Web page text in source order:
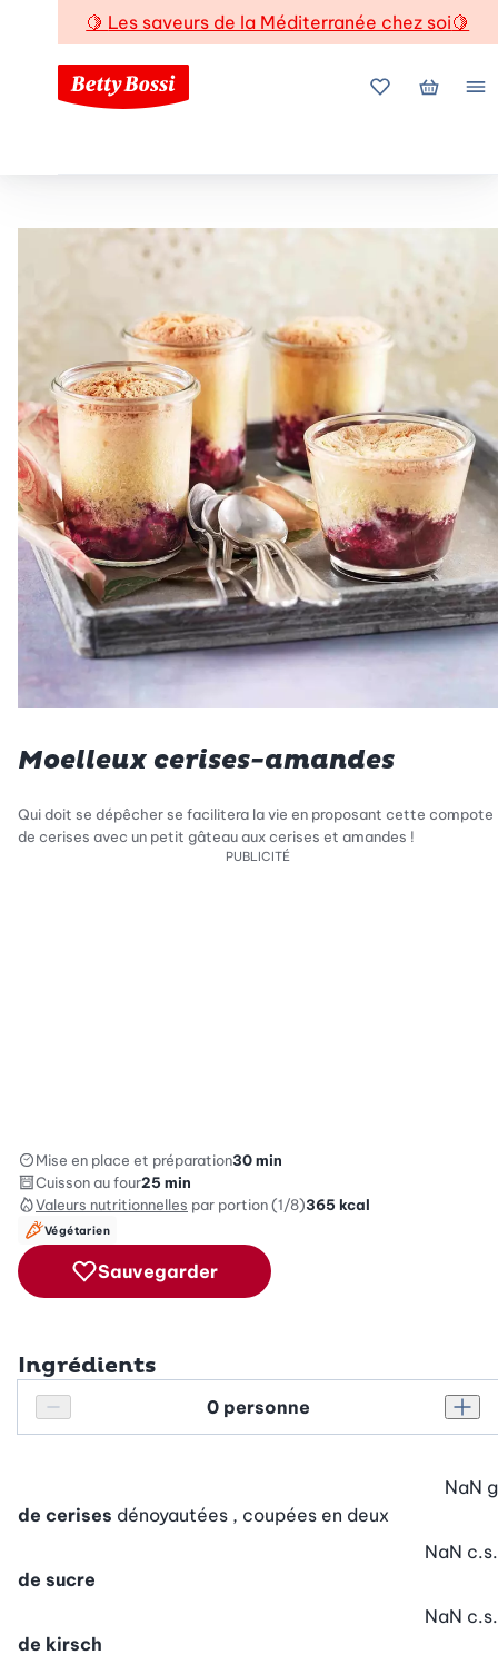
🍋 Les saveurs de la Méditerranée chez soi🍋
Mes favoris
Mon
Moelleux cerises-amandes
Qui doit se dépêcher se facilitera la vie en proposant cette compote
de cerises avec un petit gâteau aux cerises et amandes !
PUBLICITÉ
Mise en place et préparation30 min
Cuisson au four25 min
Valeurs nutritionnelles par portion (1/8)365 kcal
Végétarien
Sauvegarder
Ingrédients
Réduire le nombre de personnes
Personnes
de cerises dénoyautées , coupées en deux
NaN g
de sucre
NaN c.s.
de kirsch
NaN c.s.